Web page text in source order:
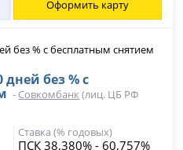
Оформить карту
дней без % с
- Совкомбанк (лиц. ЦБ РФ
Ставка (% годовых)
ПСК 38,380% - 60,757%